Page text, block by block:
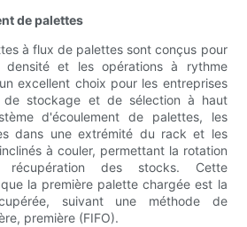
de palettes
à flux de palettes sont conçus pour
et les opérations à rythme
excellent choix pour les entreprises
de stockage et de sélection à haut
d'écoulement de palettes, les
dans une extrémité du rack et les
à couler, permettant la rotation
des stocks. Cette
la première palette chargée est la
suivant une méthode de
première (FIFO).